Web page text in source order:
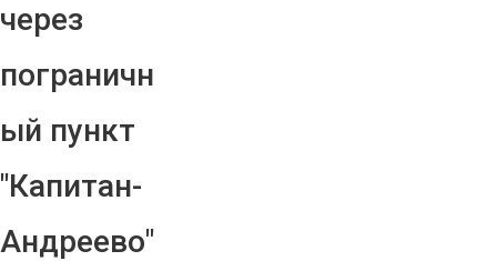
через
пограничн
ый пункт
"Капитан-
Андреево"